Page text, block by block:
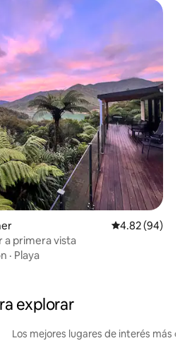
Calificación
4.82 (94)
a primera vista
· Playa
explorar
Los mejores lugares de interés más